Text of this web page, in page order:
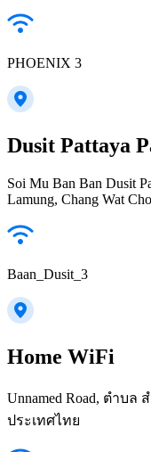
PHOENIX 3
Dusit Pattaya
Soi Mu Ban Ban Dusit
Lamung, Chang Wat
Baan_Dusit_3
Home WiFi
Unnamed Road, ตำบ
ประเทศไทย